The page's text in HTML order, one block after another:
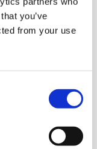
you’ve
from your use
nous sur
na Facebook...